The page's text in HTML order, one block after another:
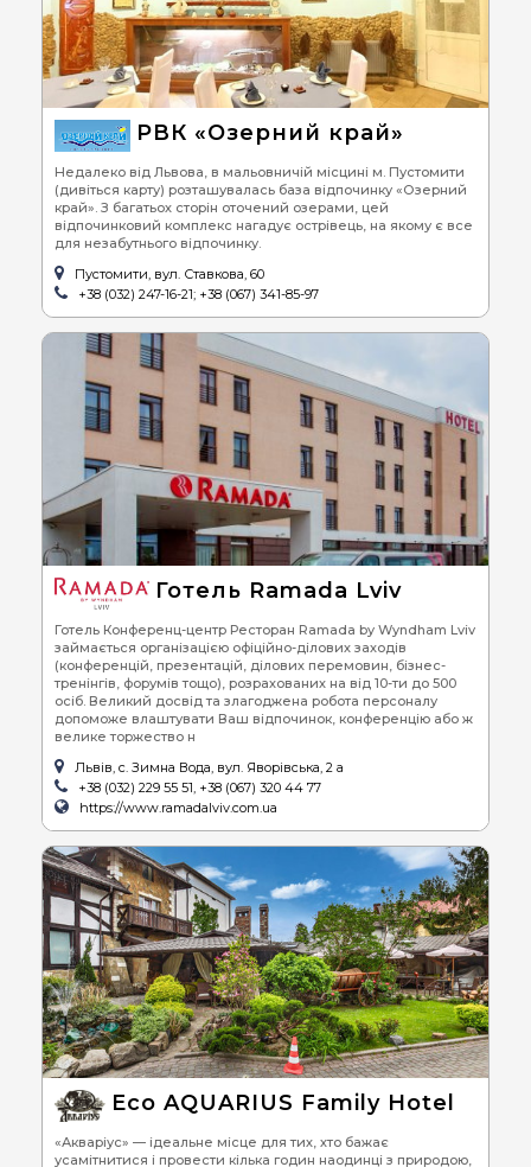
РВК «Озерний край»
Недалеко від Львова, в мальовничій місцині м. Пустомити
(дивіться карту) розташувалась база відпочинку «Озерний
край». З багатьох сторін оточений озерами, цей
відпочинковий комплекс нагадує острівець, на якому є все
для незабутнього відпочинку.
Пустомити, вул. Ставкова, 60
+38 (032) 247-16-21; +38 (067) 341-85-97
Готель Ramada Lviv
Готель Конференц-центр Ресторан Ramada by Wyndham Lviv
займається організацією офіційно-ділових заходів
(конференцій, презентацій, ділових перемовин, бізнес-
тренінгів, форумів тощо), розрахованих на від 10-ти до 500
осіб. Великий досвід та злагоджена робота персоналу
допоможе влаштувати Ваш відпочинок, конференцію або ж
велике торжество н
Львів, с. Зимна Вода, вул. Яворівська, 2 а
+38 (032) 229 55 51, +38 (067) 320 44 77
https://www.ramadalviv.com.ua
Eco AQUARIUS Family Hotel
«Акваріус» — ідеальне місце для тих, хто бажає
усамітнитися і провести кілька годин наодинці з природою,